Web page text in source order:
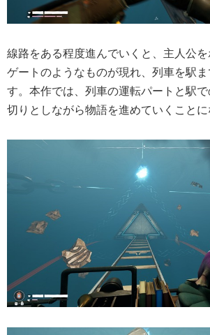
線路をある程度進んでいくと、主人公
ゲートのようなものが現れ、列車を駅
す。本作では、列車の運転パートと駅
切りとしながら物語を進めていくことに